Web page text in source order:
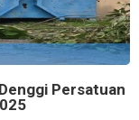
Persatuan